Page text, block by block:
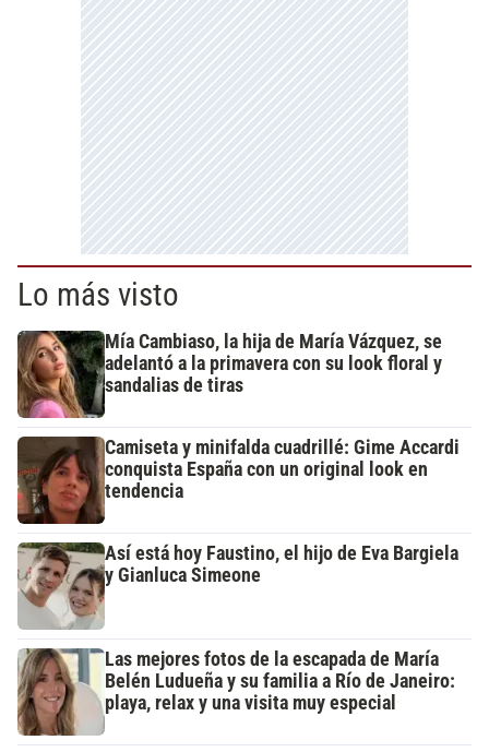
Lo más visto
Mía Cambiaso, la hija de María Vázquez, se
adelantó a la primavera con su look floral y
sandalias de tiras
Camiseta y minifalda cuadrillé: Gime Accardi
conquista España con un original look en
tendencia
Así está hoy Faustino, el hijo de Eva Bargiela
y Gianluca Simeone
Las mejores fotos de la escapada de María
Belén Ludueña y su familia a Río de Janeiro:
playa, relax y una visita muy especial